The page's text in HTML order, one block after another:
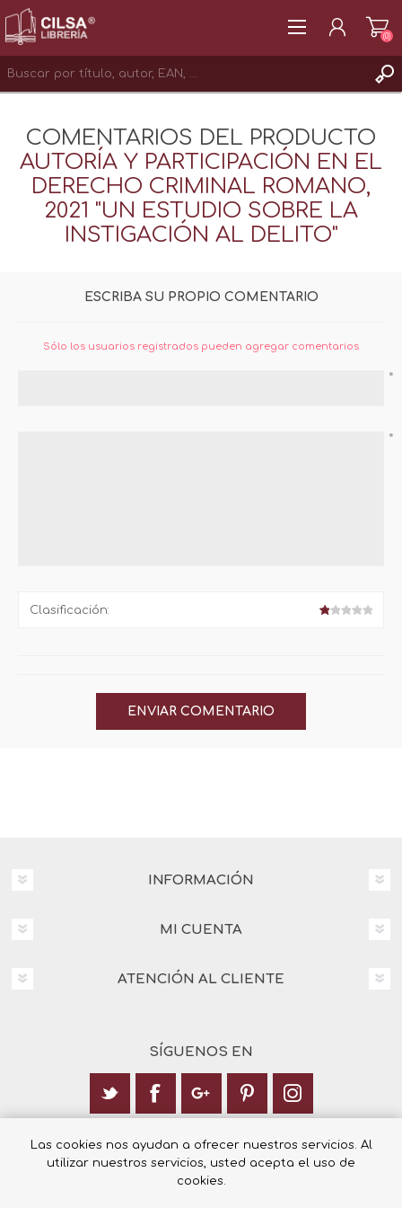
INICIAR SESIÓN
(0)
COMENTARIOS DEL PRODUCTO
AUTORÍA Y PARTICIPACIÓN EN EL
DERECHO CRIMINAL ROMANO,
2021 "UN ESTUDIO SOBRE LA
INSTIGACIÓN AL DELITO"
ESCRIBA SU PROPIO COMENTARIO
Sólo los usuarios registrados pueden agregar comentarios
*
*
Clasificación:
INFORMACIÓN
MI CUENTA
ATENCIÓN AL CLIENTE
SÍGUENOS EN
Calle Italia 6, 03003 Alicante
+34 965 12 23 55
Las cookies nos ayudan a ofrecer nuestros servicios. Al
utilizar nuestros servicios, usted acepta el uso de
cookies.